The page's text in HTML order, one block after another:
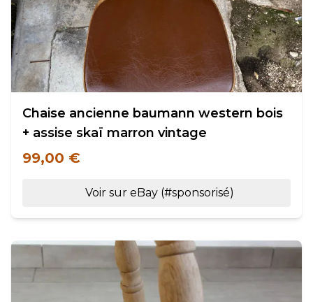
Chaise ancienne baumann western bois
+ assise skaï marron vintage
99,00 €
Voir sur eBay (#sponsorisé)